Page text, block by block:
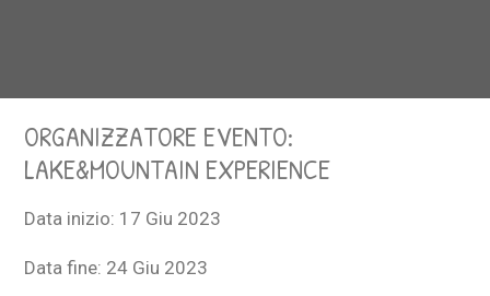
ORGANIZZATORE EVENTO:
LAKE&MOUNTAIN EXPERIENCE
Data inizio: 17 Giu 2023
Data fine: 24 Giu 2023